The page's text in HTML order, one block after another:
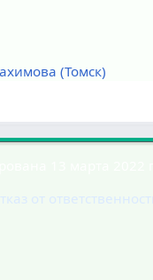
(Томск)